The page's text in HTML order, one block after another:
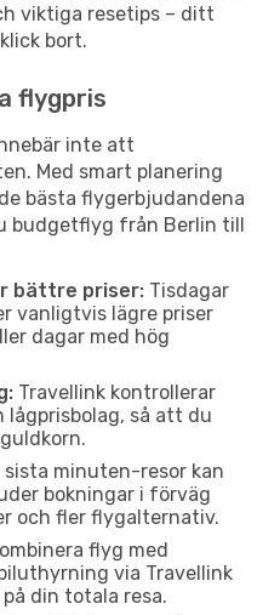
viktiga resetips – ditt
bort.
flygpris
inte att
Med smart planering
bästa flygerbjudandena
budgetflyg från Berlin till
bättre priser: Tisdagar
vanligtvis lägre priser
dagar med hög
Travellink kontrollerar
lågprisbolag, så att du
sista minuten-resor kan
bokningar i förväg
och fler flygalternativ.
flyg med
via Travellink
din totala resa.